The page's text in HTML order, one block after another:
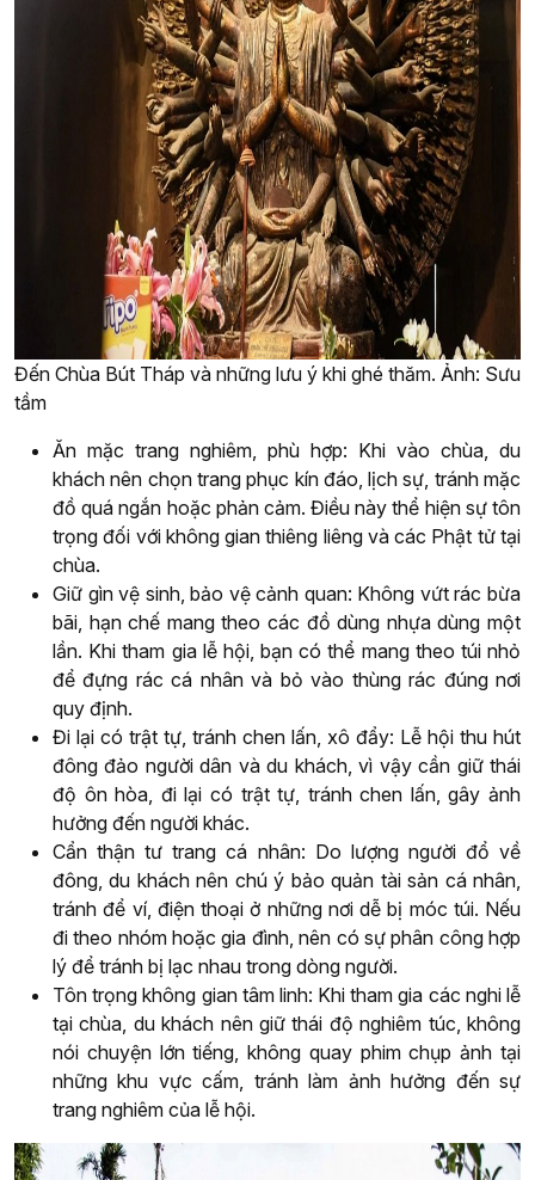
Đến Chùa Bút Tháp và những lưu ý khi ghé thăm. Ảnh: Sưu
tầm
Ăn mặc trang nghiêm, phù hợp: Khi vào chùa, du
khách nên chọn trang phục kín đáo, lịch sự, tránh mặc
đồ quá ngắn hoặc phản cảm. Điều này thể hiện sự tôn
trọng đối với không gian thiêng liêng và các Phật tử tại
chùa.
Giữ gìn vệ sinh, bảo vệ cảnh quan: Không vứt rác bừa
bãi, hạn chế mang theo các đồ dùng nhựa dùng một
lần. Khi tham gia lễ hội, bạn có thể mang theo túi nhỏ
để đựng rác cá nhân và bỏ vào thùng rác đúng nơi
quy định.
Đi lại có trật tự, tránh chen lấn, xô đẩy: Lễ hội thu hút
đông đảo người dân và du khách, vì vậy cần giữ thái
độ ôn hòa, đi lại có trật tự, tránh chen lấn, gây ảnh
hưởng đến người khác.
Cẩn thận tư trang cá nhân: Do lượng người đổ về
đông, du khách nên chú ý bảo quản tài sản cá nhân,
tránh để ví, điện thoại ở những nơi dễ bị móc túi. Nếu
đi theo nhóm hoặc gia đình, nên có sự phân công hợp
lý để tránh bị lạc nhau trong dòng người.
Tôn trọng không gian tâm linh: Khi tham gia các nghi lễ
tại chùa, du khách nên giữ thái độ nghiêm túc, không
nói chuyện lớn tiếng, không quay phim chụp ảnh tại
những khu vực cấm, tránh làm ảnh hưởng đến sự
trang nghiêm của lễ hội.